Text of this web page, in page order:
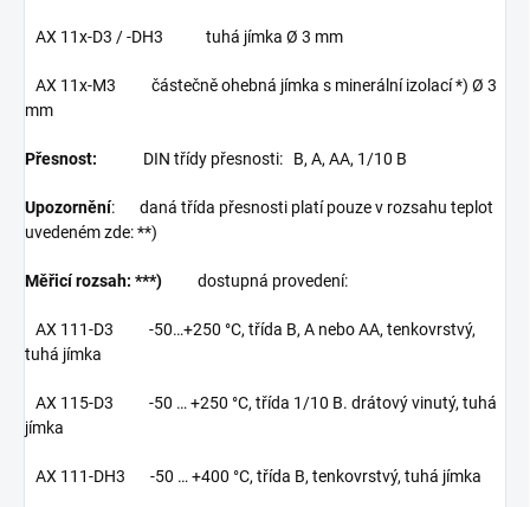
AX 11x-D3 / -DH3 tuhá jímka Ø 3 mm
AX 11x-M3 částečně ohebná jímka s minerální izolací *) Ø 3
mm
Přesnost: DIN třídy přesnosti: B, A, AA, 1/10 B
Upozornění: daná třída přesnosti platí pouze v rozsahu teplot
uvedeném zde: **)
Měřicí rozsah: ***) dostupná provedení:
AX 111-D3 -50…+250 °C, třída B, A nebo AA, tenkovrstvý,
tuhá jímka
AX 115-D3 -50 … +250 °C, třída 1/10 B. drátový vinutý, tuhá
jímka
AX 111-DH3 -50 … +400 °C, třída B, tenkovrstvý, tuhá jímka